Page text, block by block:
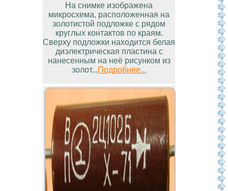
На снимке изображена
микросхема, расположенная на
золотистой подложке с рядом
круглых контактов по краям.
Сверху подложки находится белая
диэлектрическая пластина с
нанесенным на неё рисунком из
золот...Подробнее...